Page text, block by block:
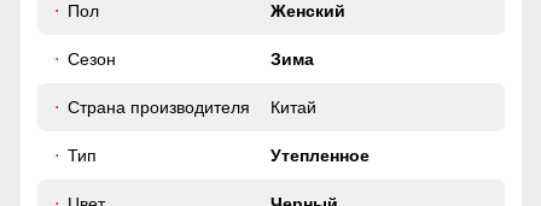
Пол Женский
Сезон Зима
Страна производителя Китай
Тип Утепленное